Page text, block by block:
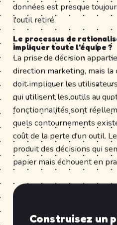
données est presque
l'outil retiré.
Le processus de
impliquer toute l'équipe ?
La prise de décision
direction marketing, mais
doit impliquer les
qui utilisent les outils au
fonctionnalités sont
quels contournements
coût de la perte d'un outil.
produit des décisions qui
papier mais échouent en
Construisez un